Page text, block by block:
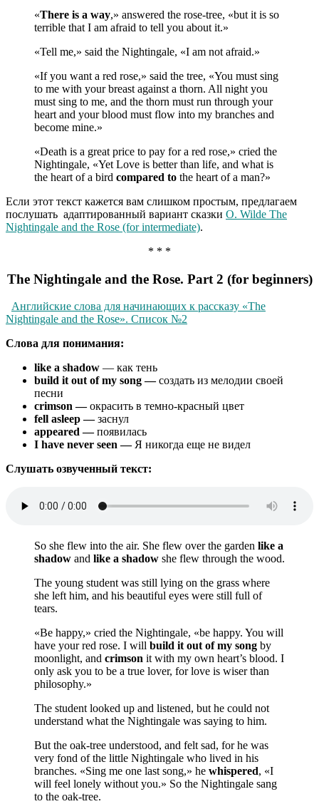
«There is a way,» answered the rose-tree, «but it is so
terrible that I am afraid to tell you about it.»
«Tell me,» said the Nightingale, «I am not afraid.»
«If you want a red rose,» said the tree, «You must sing
to me with your breast against a thorn. All night you
must sing to me, and the thorn must run through your
heart and your blood must flow into my branches and
become mine.»
«Death is a great price to pay for a red rose,» cried the
Nightingale, «Yet Love is better than life, and what is
the heart of a bird compared to the heart of a man?»
Если этот текст кажется вам слишком простым, предлагаем
послушать адаптированный вариант сказки O. Wilde The
Nightingale and the Rose (for intermediate).
* * *
The Nightingale and the Rose. Part 2 (for beginners)
Английские слова для начинающих к рассказу «The
Nightingale and the Rose». Список №2
Слова для понимания:
like a shadow — как тень
build it out of my song —создать из мелодии своей
песни
crimson —окрасить в темно-красный цвет
fell asleep —заснул
appeared —появилась
I have never seen — Я никогда еще не видел
Слушать озвученный текст:
So she flew into the air. She flew over the garden like a
shadow and like a shadow she flew through the wood.
The young student was still lying on the grass where
she left him, and his beautiful eyes were still full of
tears.
«Be happy,» cried the Nightingale, «be happy. You will
have your red rose. I will build it out of my song by
moonlight, and crimson it with my own heart’s blood. I
only ask you to be a true lover, for love is wiser than
philosophy.»
The student looked up and lis­tened, but he could not
understand what the Nightingale was saying to him.
But the oak-tree understood, and felt sad, for he was
very fond of the little Nightingale who lived in his
branches. «Sing me one last song,» he whispered, «I
will feel lonely without you.» So the Nightingale sang
to the oak-tree.